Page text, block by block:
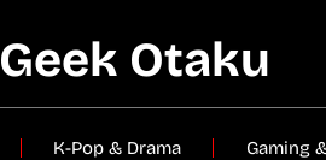
Geek Otaku
K-Pop & Drama Gaming